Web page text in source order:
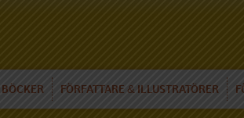
BÖCKER FÖRFATTARE & ILLUSTRATÖRER